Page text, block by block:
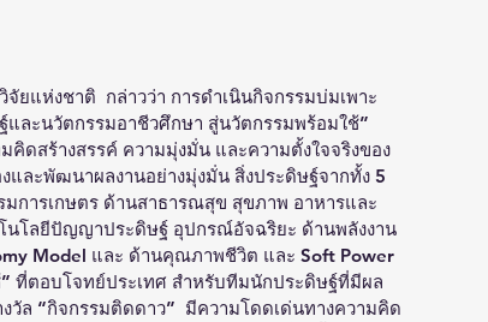
ยแห่งชาติ  กล่าวว่า การดำเนินกิจกรรมบ่มเพาะ
และนวัตกรรมอาชีวศึกษา สู่นวัตกรรมพร้อมใช้”
ดสร้างสรรค์ ความมุ่งมั่น และความตั้งใจจริงของ
ละพัฒนาผลงานอย่างมุ่งมั่น สิ่งประดิษฐ์จากทั้ง 5
การเกษตร ด้านสาธารณสุข สุขภาพ อาหารและ
โลยีปัญญาประดิษฐ์ อุปกรณ์อัจฉริยะ ด้านพลังงาน
Model และ ด้านคุณภาพชีวิต และ Soft Power
ที่ตอบโจทย์ประเทศ สำหรับทีมนักประดิษฐ์ที่มีผล
วัล “กิจกรรมติดดาว”  มีความโดดเด่นทางความคิด